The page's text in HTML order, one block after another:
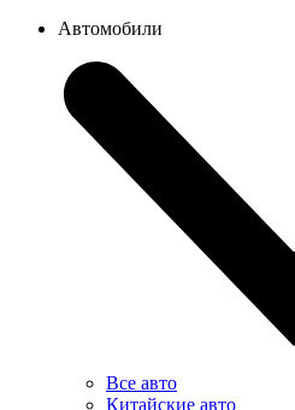
Автомобили
Все авто
Китайские авто